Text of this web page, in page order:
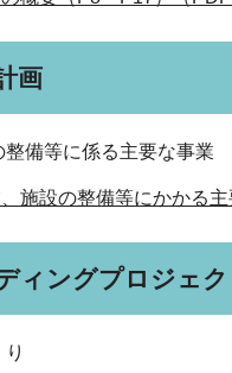
画
備等に係る主要な事業
施設の整備等にかかる主
ィングプロジェク